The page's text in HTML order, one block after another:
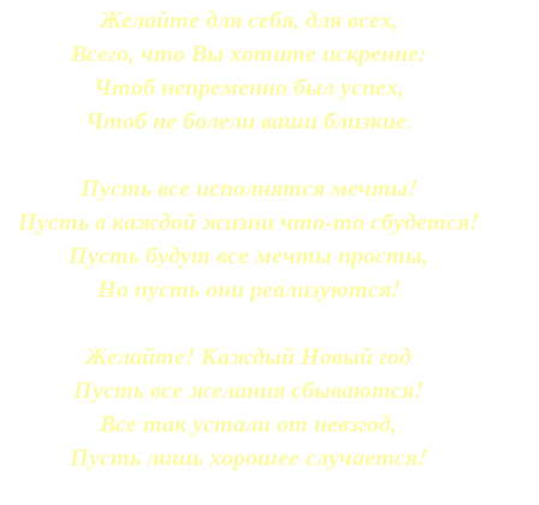
Желайте для себя, для всех,
Всего, что Вы хотите искренне:
Чтоб непременно был успех,
Чтоб не болели ваши близкие.
Пусть все исполнятся мечты!
Пусть в каждой жизни что-то сбудется!
Пусть будут все мечты просты,
Но пусть они реализуются!
Желайте! Каждый Новый год
Пусть все желания сбываются!
Все так устали от невзгод,
Пусть лишь хорошее случается!